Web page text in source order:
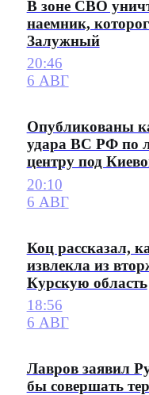
В зоне СВО
наемник,
Залужный
20:46
6 АВГ
Опубликованы
удара ВС РФ по
центру под
20:10
6 АВГ
Коц рассказал,
извлекла из
Курскую область
18:56
6 АВГ
Лавров заявил
бы совершать